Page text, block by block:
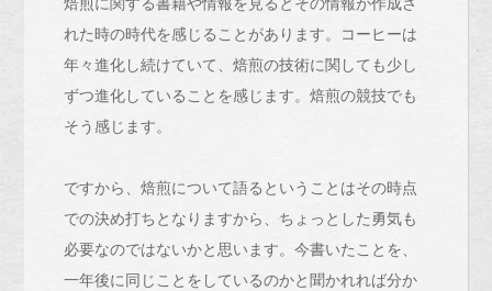
れた時の時代を感じることがあります。コーヒーは
年々進化し続けていて、焙煎の技術に関しても少し
ずつ進化していることを感じます。焙煎の競技でも
そう感じます。
ですから、焙煎について語るということはその時点
での決め打ちとなりますから、ちょっとした勇気も
必要なのではないかと思います。今書いたことを、
一年後に同じことをしているのかと聞かれれば分か